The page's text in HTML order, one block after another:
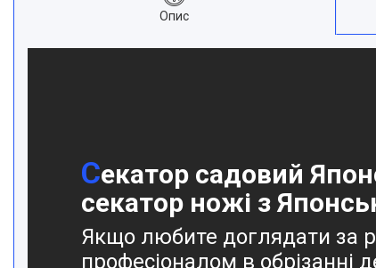
Опис
Секатор садовий
секатор ножі з
Якщо любите доглядати за
професіоналом в обрізанні